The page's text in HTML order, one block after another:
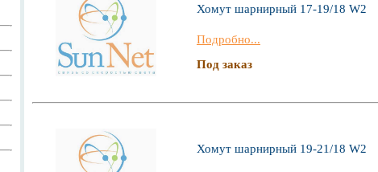
Хомут шарнирный 17-19/18 W2
Подробно...
Под заказ
Хомут шарнирный 19-21/18 W2